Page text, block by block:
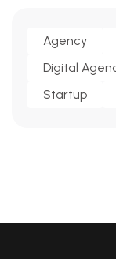
Agency
Digital
Startup